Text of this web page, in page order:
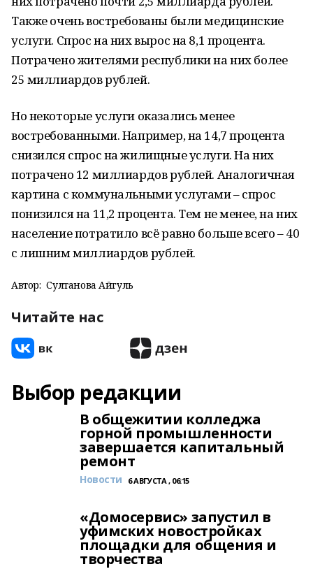
Также очень востребованы были медицинские
услуги. Спрос на них вырос на 8,1 процента.
Потрачено жителями республики на них более
25 миллиардов рублей.
Но некоторые услуги оказались менее
востребованными. Например, на 14,7 процента
снизился спрос на жилищные услуги. На них
потрачено 12 миллиардов рублей. Аналогичная
картина с коммунальными услугами – спрос
понизился на 11,2 процента. Тем не менее, на них
население потратило всё равно больше всего – 40
с лишним миллиардов рублей.
Автор: Султанова Айгуль
Читайте нас
Выбор редакции
В общежитии колледжа
горной промышленности
завершается капитальный
ремонт
Новости 6 АВГУСТА , 06:15
«Домосервис» запустил в
уфимских новостройках
площадки для общения и
творчества